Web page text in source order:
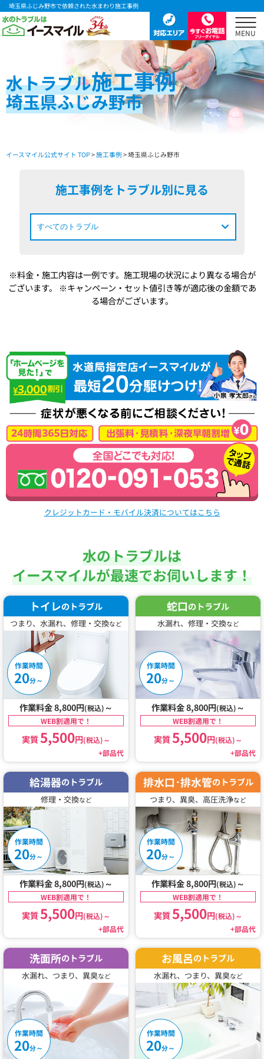
埼玉県ふじみ野市で依頼された水まわり施工事例
水トラブル施工事例
埼玉県ふじみ野市
イースマイル公式サイト TOP>施工事例 > 埼玉県ふじみ野市
施工事例をトラブル別に見る
※料金・施工内容は一例です。施工現場の状況により異なる場合が
ございます。
※キャンペーン・セット値引き等が適応後の金額であ
る場合がございます。
クレジットカード・モバイル決済についてはこちら
水のトラブルは
イースマイルが最速でお伺いします！
トイレのトラブル
つまり、水漏れ、修理・交換など
作業時間
20分～
作業料金 8,800円(税込) ～
WEB割適用で！
実質5,500円(税込)～
+部品代
蛇口のトラブル
水漏れ、修理・交換など
作業時間
20分～
作業料金 8,800円(税込) ～
WEB割適用で！
実質5,500円(税込)～
+部品代
給湯器のトラブル
修理・交換など
作業時間
20分～
作業料金 8,800円(税込) ～
WEB割適用で！
実質5,500円(税込)～
+部品代
排水口･排水管のトラブル
つまり、異臭、高圧洗浄など
作業時間
20分～
作業料金 8,800円(税込) ～
WEB割適用で！
実質5,500円(税込)～
+部品代
洗面所のトラブル
水漏れ、つまり、異臭など
作業時間
20分～
お風呂のトラブル
水漏れ、つまり、異臭など
作業時間
20分～